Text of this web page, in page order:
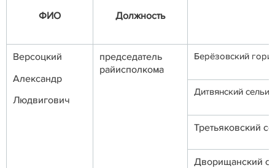
ФИО Должность
Версоцкий
Александр
Людвигович
председатель
райисполкома
Берёзовский
Дитвянский
Третьяковский
Дворищанский